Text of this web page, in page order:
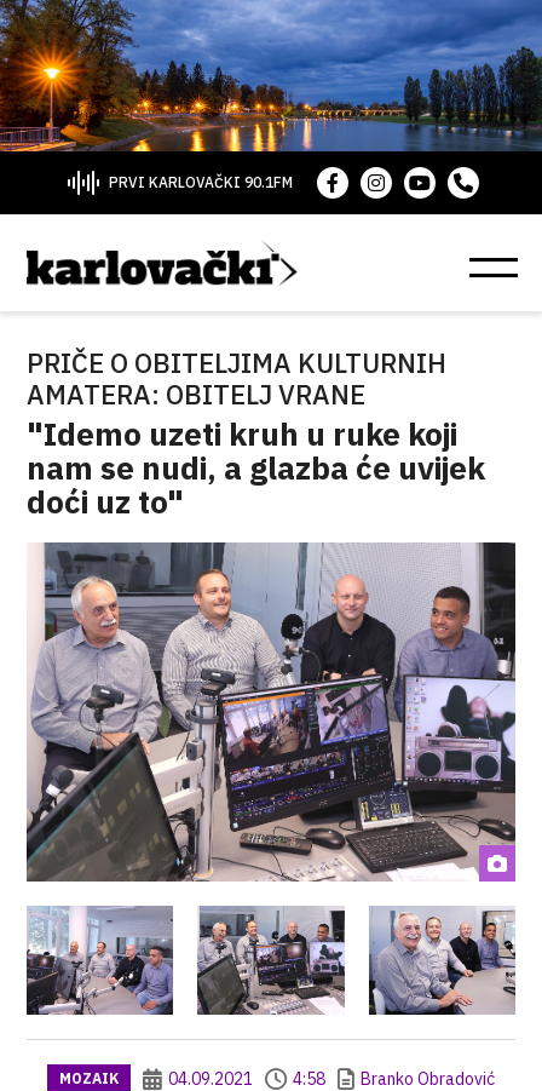
PRVI KARLOVAČKI 90.1FM
PRIČE O OBITELJIMA KULTURNIH
AMATERA: OBITELJ VRANE
"Idemo uzeti kruh u ruke koji
nam se nudi, a glazba će uvijek
doći uz to"
MOZAIK 04.09.2021 4:58 Branko Obradović